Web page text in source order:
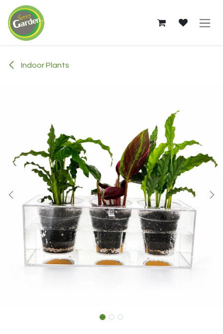
Skip to Content
Indoor Plants